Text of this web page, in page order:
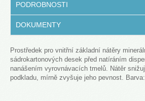
PODROBNOSTI
DOKUMENTY
Prostředek pro vnitřní základní nátěry
sádrokartonových desek před natíráním
nanášením vyrovnávacích tmelů. Nátěr
podkladu, mírně zvyšuje jeho pevnost.